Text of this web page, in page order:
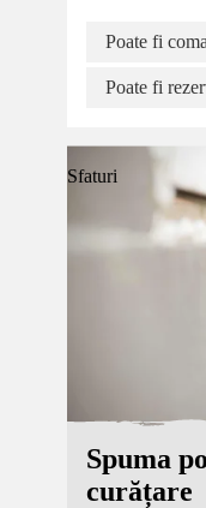
Poate fi
Poate fi
Sfaturi
Spuma
curățare